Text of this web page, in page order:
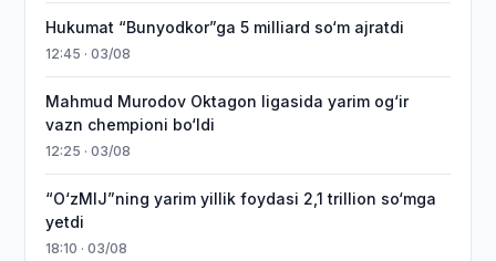
Hukumat “Bunyodkor”ga 5 milliard so‘m ajratdi
12:45 · 03/08
Mahmud Murodov Oktagon ligasida yarim og‘ir
vazn chempioni bo‘ldi
12:25 · 03/08
“O‘zMIJ”ning yarim yillik foydasi 2,1 trillion so‘mga
yetdi
18:10 · 03/08